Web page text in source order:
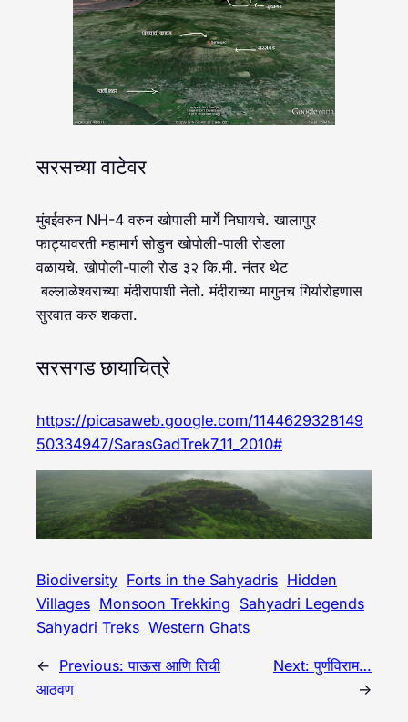
सरसच्या वाटेवर
मुंबईवरुन NH-4 वरुन खोपाली मार्गे निघायचे. खालापुर
फाट्यावरती महामार्ग सोडुन खोपोली-पाली रोडला
वळायचे. खोपोली-पाली रोड ३२ कि.मी. नंतर थेट
बल्लाळेश्वराच्या मंदीरापाशी नेतो. मंदीराच्या मागुनच गिर्यारोहणास
सुरवात करु शकता.
सरसगड छायाचित्रे
https://picasaweb.google.com/1144629328149
50334947/SarasGadTrek7_11_2010#
Biodiversity Forts in the Sahyadris Hidden
Villages Monsoon Trekking Sahyadri Legends
Sahyadri Treks Western Ghats
← Previous:पाऊस आणि तिची
आठवण
Next:पुर्णविराम…
→